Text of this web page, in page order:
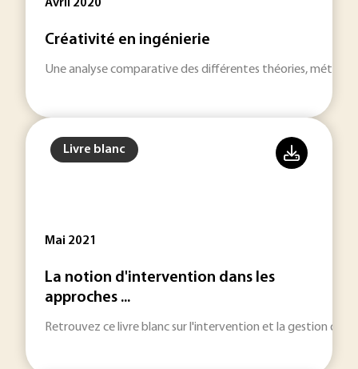
Avril 2020
Créativité en ingénierie
Une analyse comparative des différentes théories,
Livre blanc
Mai 2021
La notion d'intervention dans les
approches ...
Retrouvez ce livre blanc sur l'intervention et la gestion des